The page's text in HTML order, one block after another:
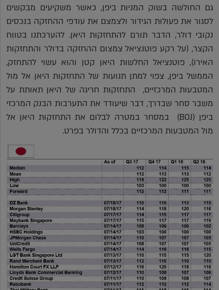
גם החולשה בשוק המניות ביפן, כאשר משקיעים מבקשים
לסגור את פעולות הגידור ולצמצם את עודפי ההחזקה בנכסים
נקובי דולר, הדבר תורם להתחזקות היאן. להערכתנו בטווח
הקצר, (על רקע פוטנציאל צמצום ההחזקה בדולר והתחזקות
האירו), פוטנציאל החלשות היאן קטן והוא עשוי להתחזק,
הממשל ביפן, צפוי למתן תנועות של התחזקות היאן אל מול
המטבעות המרכזיים, התחזקות חריגה של היאן תאותת על
משבר סחר שבדרך, דבר שיעודד את התערבות הבנק המרכזי
ביפן (BOJ) במסחר במטרה לבלום את התחזקות היאן אל
מול המטבעות המרכזיים בכלל והדולר בפרט.